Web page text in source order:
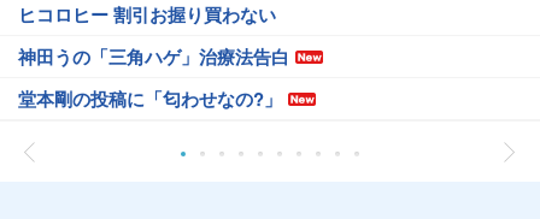
ヒコロヒー 割引お握り買わない
神田うの「三角ハゲ」治療法告白
堂本剛の投稿に「匂わせなの?」